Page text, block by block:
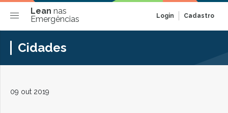
Lean nas
Emergências
Login Cadastro
Cidades
09 out 2019